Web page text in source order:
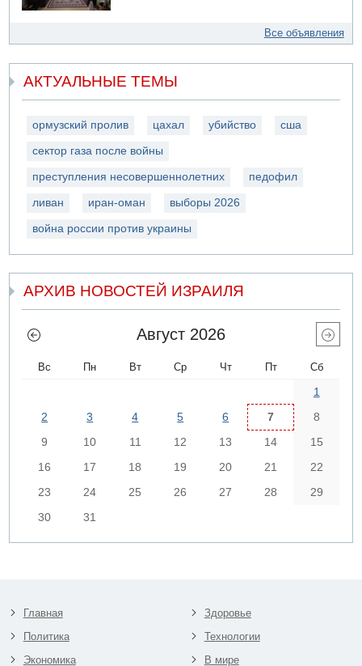
Все объявления
АКТУАЛЬНЫЕ ТЕМЫ
ормузский пролив цахал убийство сша
сектор газа после войны
преступления несовершеннолетних педофил
ливан иран-оман выборы 2026
война россии против украины
АРХИВ НОВОСТЕЙ ИЗРАИЛЯ
Август 2026
Вс Пн Вт Ср Чт Пт Сб
1
2
3 4 5 6 7
8
9
10 11 12 13 14
15
16
17 18 19 20 21
22
23
24 25 26 27 28
29
30
31
Главная
Политика
Экономика
Здоровье
Технологии
В мире